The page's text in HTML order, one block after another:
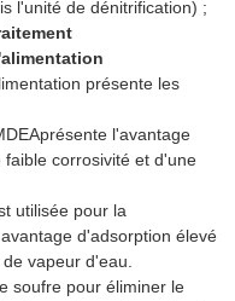
l'unité de dénitrification) ;
présente les
présente l'avantage
corrosivité et d'une
utilisée pour la
d'adsorption élevé
vapeur d'eau.
soufre pour éliminer le